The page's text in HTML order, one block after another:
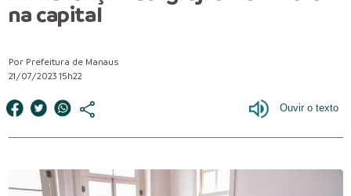
na capital
Por Prefeitura de Manaus
21/07/2023 15h22